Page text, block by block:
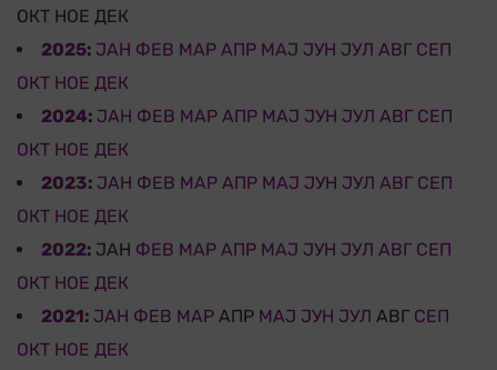
ОКТ НОЕ ДЕК
2025: ЈАН ФЕВ МАР АПР МАЈ ЈУН ЈУЛ АВГ СЕП
ОКТ НОЕ ДЕК
2024: ЈАН ФЕВ МАР АПР МАЈ ЈУН ЈУЛ АВГ СЕП
ОКТ НОЕ ДЕК
2023: ЈАН ФЕВ МАР АПР МАЈ ЈУН ЈУЛ АВГ СЕП
ОКТ НОЕ ДЕК
2022: ЈАН ФЕВ МАР АПР МАЈ ЈУН ЈУЛ АВГ СЕП
ОКТ НОЕ ДЕК
2021: ЈАН ФЕВ МАР АПР МАЈ ЈУН ЈУЛ АВГ СЕП
ОКТ НОЕ ДЕК